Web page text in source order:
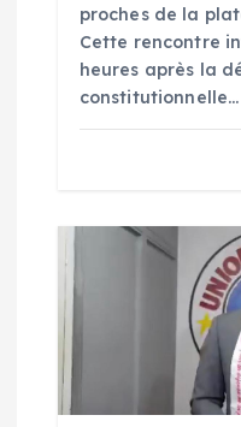
c
e
proches de la
Cette rencontre
heures après la
constitutionnelle…